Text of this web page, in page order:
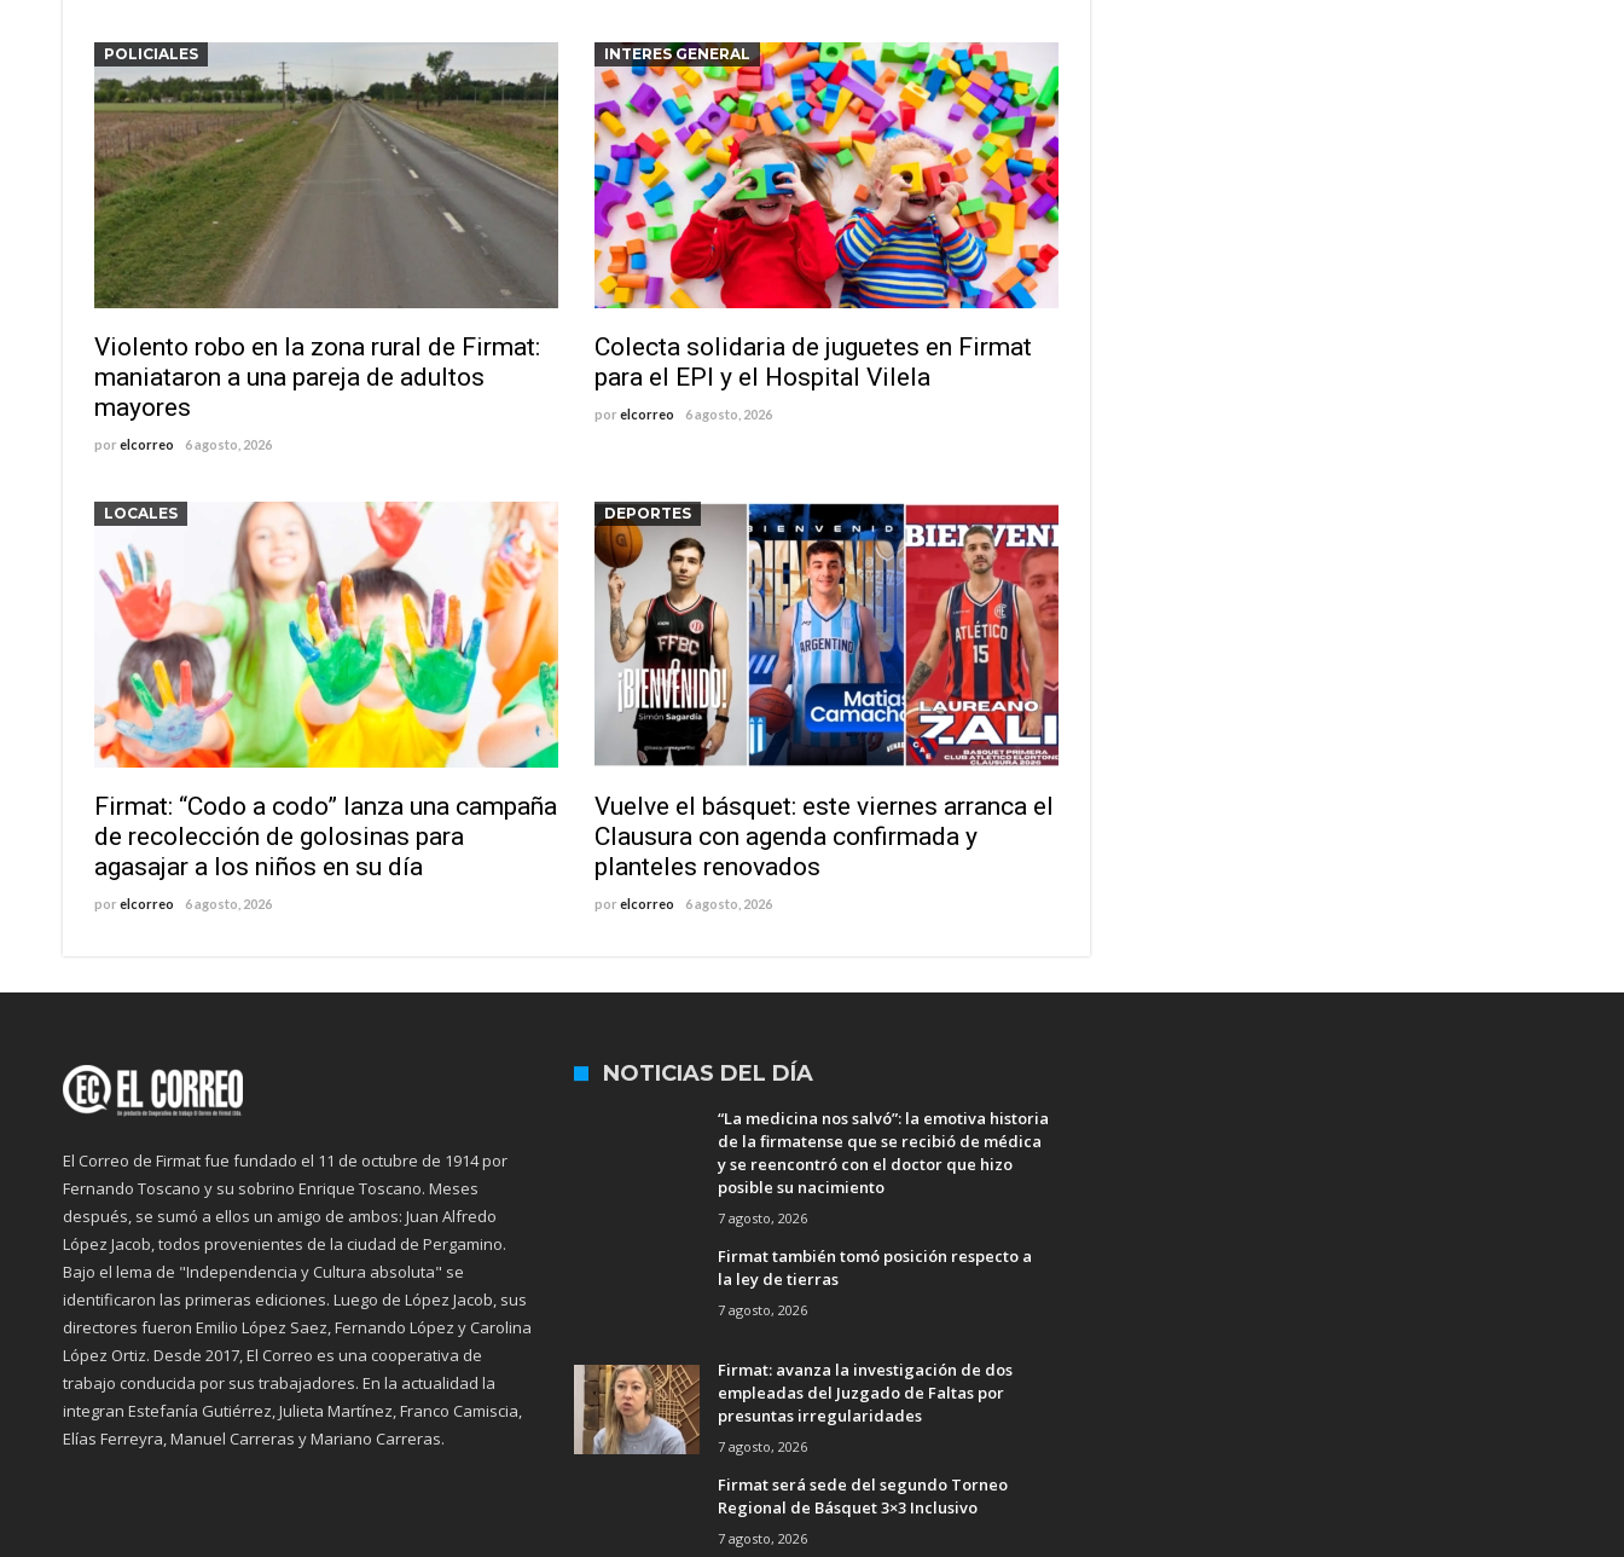
POLICIALES
Violento robo en la zona rural de Firmat:
maniataron a una pareja de adultos
mayores
por elcorreo 6 agosto, 2026
INTERES GENERAL
Colecta solidaria de juguetes en Firmat
para el EPI y el Hospital Vilela
por elcorreo 6 agosto, 2026
LOCALES
Firmat: “Codo a codo” lanza una campaña
de recolección de golosinas para
agasajar a los niños en su día
por elcorreo 6 agosto, 2026
DEPORTES
Vuelve el básquet: este viernes arranca el
Clausura con agenda confirmada y
planteles renovados
por elcorreo 6 agosto, 2026
El Correo de Firmat fue fundado el 11 de octubre de 1914 por
Fernando Toscano y su sobrino Enrique Toscano. Meses
después, se sumó a ellos un amigo de ambos: Juan Alfredo
López Jacob, todos provenientes de la ciudad de Pergamino.
Bajo el lema de "Independencia y Cultura absoluta" se
identificaron las primeras ediciones. Luego de López Jacob, sus
directores fueron Emilio López Saez, Fernando López y Carolina
López Ortiz. Desde 2017, El Correo es una cooperativa de
trabajo conducida por sus trabajadores. En la actualidad la
integran Estefanía Gutiérrez, Julieta Martínez, Franco Camiscia,
Elías Ferreyra, Manuel Carreras y Mariano Carreras.
NOTICIAS DEL DÍA
“La medicina nos salvó”: la emotiva historia
de la firmatense que se recibió de médica
y se reencontró con el doctor que hizo
posible su nacimiento
7 agosto, 2026
Firmat también tomó posición respecto a
la ley de tierras
7 agosto, 2026
Firmat: avanza la investigación de dos
empleadas del Juzgado de Faltas por
presuntas irregularidades
7 agosto, 2026
Firmat será sede del segundo Torneo
Regional de Básquet 3×3 Inclusivo
7 agosto, 2026